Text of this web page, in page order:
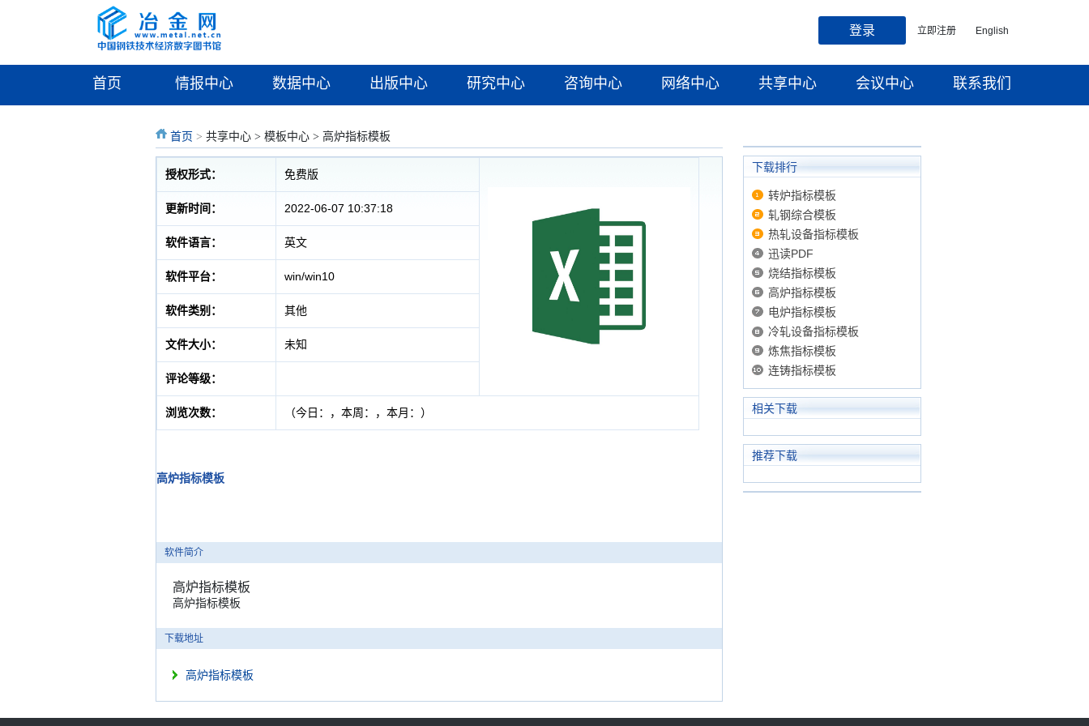
登录 立即注册 English
首页 情报中心 数据中心 出版中心 研究中心 咨询中心 网络中心 共享中心 会议中心 联系我们
首页 > 共享中心 > 模板中心 > 高炉指标模板
高炉指标模板
授权形式： 免费版
更新时间： 2022-06-07 10:37:18
软件语言： 英文
软件平台： win/win10
软件类别： 其他
文件大小： 未知
评论等级：
浏览次数： （今日： ，本周： ，本月： ）
软件简介
高炉指标模板
高炉指标模板
下载地址
高炉指标模板
下载排行
转炉指标模板
轧钢综合模板
热轧设备指标模板
迅读PDF
烧结指标模板
高炉指标模板
电炉指标模板
冷轧设备指标模板
炼焦指标模板
连铸指标模板
相关下载
推荐下载